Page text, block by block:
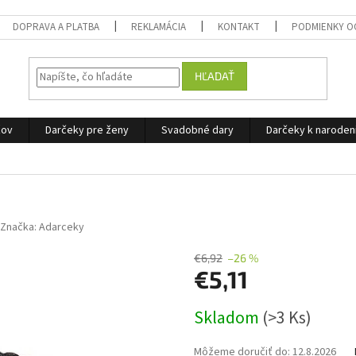
DOPRAVA A PLATBA REKLAMÁCIA KONTAKT PODMIENKY
HĽADAŤ
Darčeky pre ženy Svadobné dary Darčeky k
Značka:Adarceky
€6,92 –26 %
€5,11
cena:
Skladom (>3 Ks)
Môžeme doručiť do: 12.8.2026